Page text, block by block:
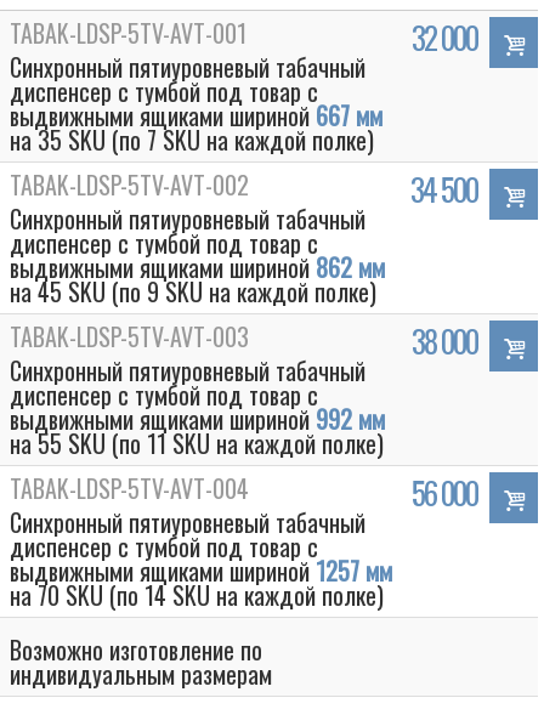
TABAK-LDSP-5TV-AVT-001
Синхронный пятиуровневый табачный
диспенсер с тумбой под товар с
выдвижными ящиками шириной 667 мм
на 35 SKU (по 7 SKU на каждой полке)
32 000
TABAK-LDSP-5TV-AVT-002
Синхронный пятиуровневый табачный
диспенсер с тумбой под товар с
выдвижными ящиками шириной 862 мм
на 45 SKU (по 9 SKU на каждой полке)
34 500
TABAK-LDSP-5TV-AVT-003
Синхронный пятиуровневый табачный
диспенсер с тумбой под товар с
выдвижными ящиками шириной 992 мм
на 55 SKU (по 11 SKU на каждой полке)
38 000
TABAK-LDSP-5TV-AVT-004
Синхронный пятиуровневый табачный
диспенсер с тумбой под товар с
выдвижными ящиками шириной 1257 мм
на 70 SKU (по 14 SKU на каждой полке)
56 000
Возможно изготовление по
индивидуальным размерам